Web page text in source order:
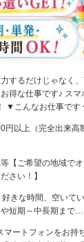
するだけじゃなく
得な仕事です♪ ス
▼こんなお仕事で
円以上（完全出来
【ご希望の地域で
さい！】
好きな時間、空いて
短期～中長期まで…
ートフォンをお持